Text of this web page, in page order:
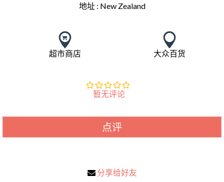
地址 : New Zealand
超市商店 大众百货
暂无评论
点评
分享给好友